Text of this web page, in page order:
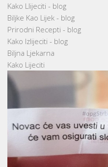
Kako Llijeciti - blog
Biljke Kao Lijek - blog
Prirodni Recepti - blog
Kako Izlijeciti - blog
Biljna Ljekarna
Kako Lijeciti